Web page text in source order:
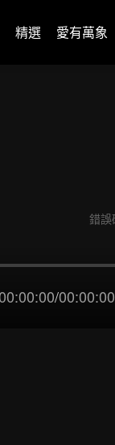
精選 愛有萬象
/00:00:00